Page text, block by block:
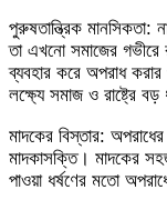
​পুরুষতান্ত্রিক মানসিকতা:
তা এখনো সমাজের গভীরে
ব্যবহার করে অপরাধ
লক্ষ্যে সমাজ ও রাষ্ট্রে
​মাদকের বিস্তার:
মাদকাসক্তি। মাদকের
পাওয়া ধর্ষণের মতো